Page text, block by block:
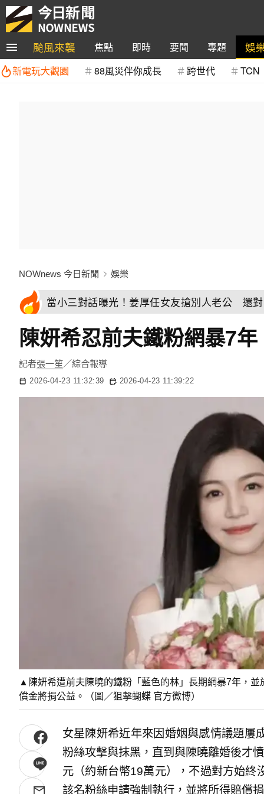
颱風來襲 焦點 即時 要聞 專題 娛
新電玩大觀園 88風災伴你成長 跨世代 TCN
NOWnews 今日新聞 娛樂
當小三對話曝光！姜厚任女友搶別人老公 還
陳妍希忍前夫鐵粉網暴7
記者張一笙／綜合報導
2026-04-23 11:32:39 2026-04-23 11:39:22
▲陳妍希遭前夫陳曉的鐵粉「藍色的林」長期網暴7年，
償金將捐公益。（圖／狙擊蝴蝶 官方微博）
女星陳妍希近年來因婚姻與感情議題屢
粉絲攻擊與抹黑，直到與陳曉離婚後才
元（約新台幣19萬元），不過對方始終
該名粉絲申請強制執行，並將所得賠償